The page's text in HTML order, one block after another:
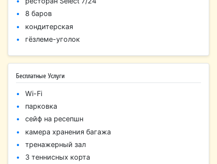
8 баров
кондитерская
гёзлеме-уголок
Бесплатные Услуги
Wi-Fi
парковка
сейф на ресепшн
камера хранения багажа
тренажерный зал
3 теннисных корта